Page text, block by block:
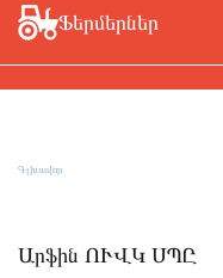
Ֆերմերներ
Գլխավոր
Արֆին ՈՒՎԿ ՍՊԸ